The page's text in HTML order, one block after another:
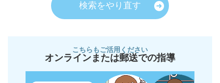
検索をやり直す
こちらもご活用ください
オンラインまたは郵送での指導